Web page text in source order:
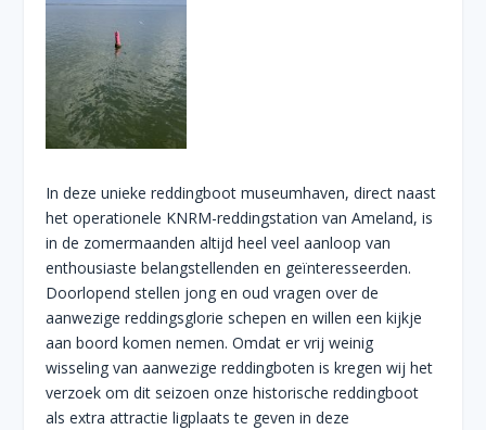
In deze unieke reddingboot museumhaven, direct naast
het operationele KNRM-reddingstation van Ameland, is
in de zomermaanden altijd heel veel aanloop van
enthousiaste belangstellenden en geïnteresseerden.
Doorlopend stellen jong en oud vragen over de
aanwezige reddingsglorie schepen en willen een kijkje
aan boord komen nemen. Omdat er vrij weinig
wisseling van aanwezige reddingboten is kregen wij het
verzoek om dit seizoen onze historische reddingboot
als extra attractie ligplaats te geven in deze